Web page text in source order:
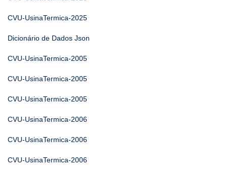
CVU-UsinaTermica-2025
Dicionário de Dados Json
CVU-UsinaTermica-2005
CVU-UsinaTermica-2005
CVU-UsinaTermica-2005
CVU-UsinaTermica-2006
CVU-UsinaTermica-2006
CVU-UsinaTermica-2006